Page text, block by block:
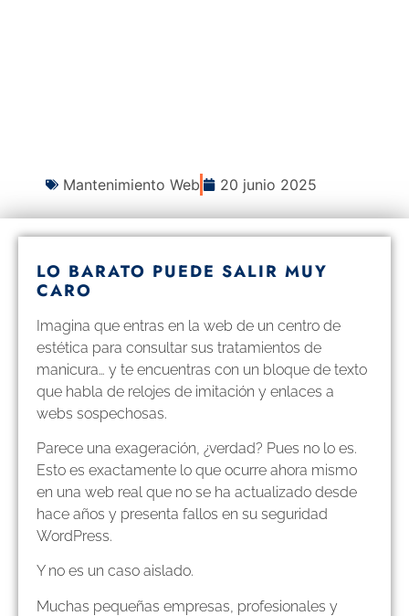
Mantenimiento Web 20 junio 2025
LO BARATO PUEDE SALIR MUY
CARO
Imagina que entras en la web de un centro de
estética para consultar sus tratamientos de
manicura… y te encuentras con un bloque de texto
que habla de relojes de imitación y enlaces a
webs sospechosas.
Parece una exageración, ¿verdad? Pues no lo es.
Esto es exactamente lo que ocurre ahora mismo
en una web real que no se ha actualizado desde
hace años y presenta fallos en su seguridad
WordPress.
Y no es un caso aislado.
Muchas pequeñas empresas, profesionales y